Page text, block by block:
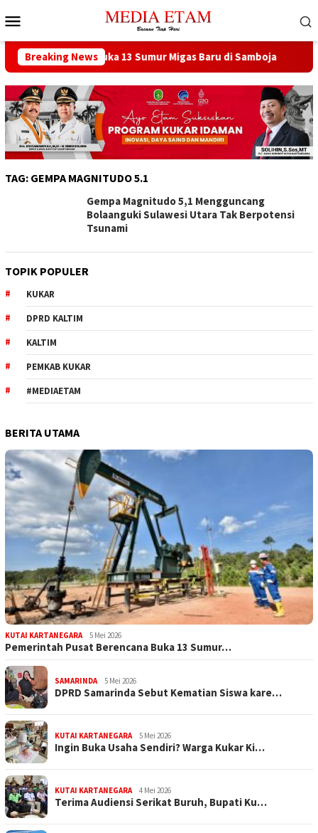
ke
Mobile
Breaking News
Berencana Buka 13 Sumur Migas Baru di Samboja
TAG: GEMPA MAGNITUDO 5.1
Gempa Magnitudo 5,1 Mengguncang
Bolaanguki Sulawesi Utara Tak Berpotensi
Tsunami
TOPIK POPULER
KUKAR
DPRD KALTIM
KALTIM
PEMKAB KUKAR
#MEDIAETAM
BERITA UTAMA
KUTAI KARTANEGARA 5 Mei 2026
Pemerintah Pusat Berencana Buka 13 Sumur…
SAMARINDA 5 Mei 2026
DPRD Samarinda Sebut Kematian Siswa kare…
KUTAI KARTANEGARA 5 Mei 2026
Ingin Buka Usaha Sendiri? Warga Kukar Ki…
KUTAI KARTANEGARA 4 Mei 2026
Terima Audiensi Serikat Buruh, Bupati Ku…